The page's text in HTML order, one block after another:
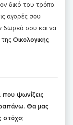
δικό του τρόπο.
αγορές σου
δωρεά σου και να
Οικολογικής
ψωνίζεις
Θα μας
στόχο;